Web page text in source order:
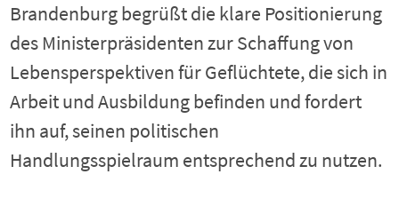
Brandenburg begrüßt die klare Positionierung
des Ministerpräsidenten zur Schaffung von
Lebensperspektiven für Geflüchtete, die sich in
Arbeit und Ausbildung befinden und fordert
ihn auf, seinen politischen
Handlungsspielraum entsprechend zu nutzen.